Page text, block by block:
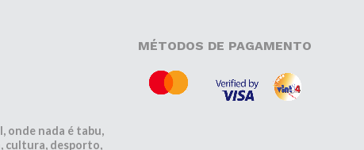
onde nada é tabu,
cultura, desporto,
MÉTODOS DE PAGAMENTO